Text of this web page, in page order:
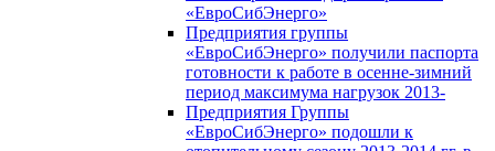
«ЕвроСибЭнерго»
Предприятия группы
«ЕвроСибЭнерго» получили паспорта
готовности к работе в осенне-зимний
период максимума нагрузок 2013-
Предприятия Группы
«ЕвроСибЭнерго» подошли к